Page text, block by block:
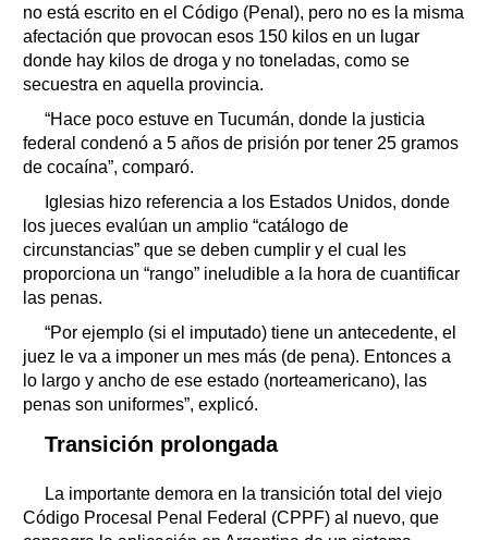
no está escrito en el Código (Penal), pero no es la misma
afectación que provocan esos 150 kilos en un lugar
donde hay kilos de droga y no toneladas, como se
secuestra en aquella provincia.
“Hace poco estuve en Tucumán, donde la justicia
federal condenó a 5 años de prisión por tener 25 gramos
de cocaína”, comparó.
Iglesias hizo referencia a los Estados Unidos, donde
los jueces evalúan un amplio “catálogo de
circunstancias” que se deben cumplir y el cual les
proporciona un “rango” ineludible a la hora de cuantificar
las penas.
“Por ejemplo (si el imputado) tiene un antecedente, el
juez le va a imponer un mes más (de pena). Entonces a
lo largo y ancho de ese estado (norteamericano), las
penas son uniformes”, explicó.
Transición prolongada
La importante demora en la transición total del viejo
Código Procesal Penal Federal (CPPF) al nuevo, que